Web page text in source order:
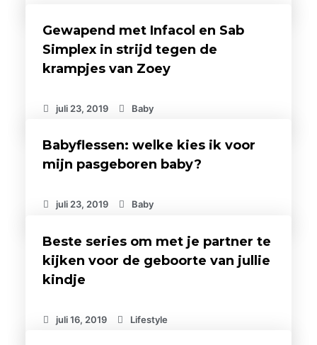
Gewapend met Infacol en Sab
Simplex in strijd tegen de
krampjes van Zoey
juli 23, 2019 Baby
Babyflessen: welke kies ik voor
mijn pasgeboren baby?
juli 23, 2019 Baby
Beste series om met je partner te
kijken voor de geboorte van jullie
kindje
juli 16, 2019 Lifestyle